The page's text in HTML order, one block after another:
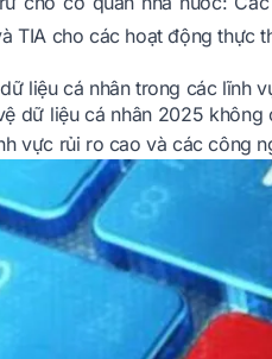
TIA cho các hoạt động thực
liệu cá nhân trong các lĩnh
dữ liệu cá nhân 2025
vực rủi ro cao và các công